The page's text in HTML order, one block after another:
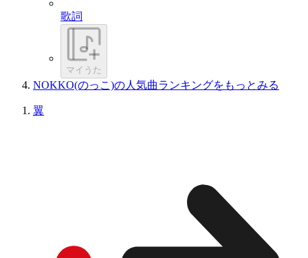
歌詞
マイうた
NOKKO(のっこ)の人気曲ランキングをもっとみる
翼